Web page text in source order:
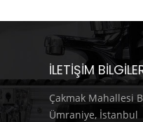
İLETIŞIM
Çakmak Mahallesi
Ümraniye, İstanbul